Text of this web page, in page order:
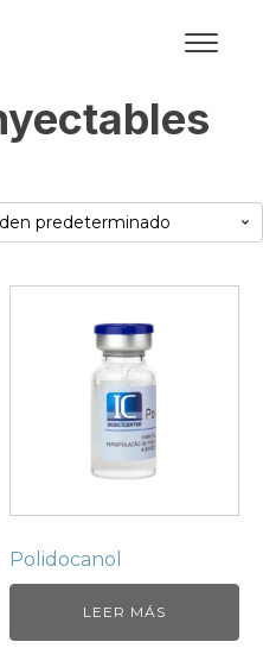
Polidocanol
LEER MÁS